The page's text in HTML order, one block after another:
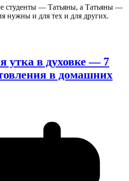
студенты — Татьяны, а Татьяны —
нужны и для тех и для других.
утка в духовке — 7
в домашних